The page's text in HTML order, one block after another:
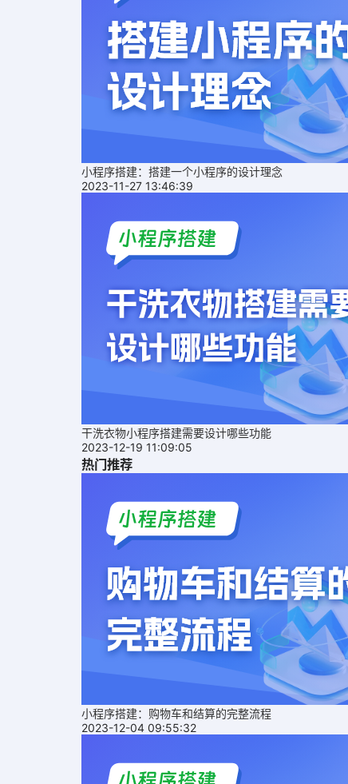
小程序搭建：搭建一个小程序的设计理念
2023-11-27 13:46:39
干洗衣物小程序搭建需要设计哪些功能
2023-12-19 11:09:05
热门推荐
小程序搭建：购物车和结算的完整流程
2023-12-04 09:55:32